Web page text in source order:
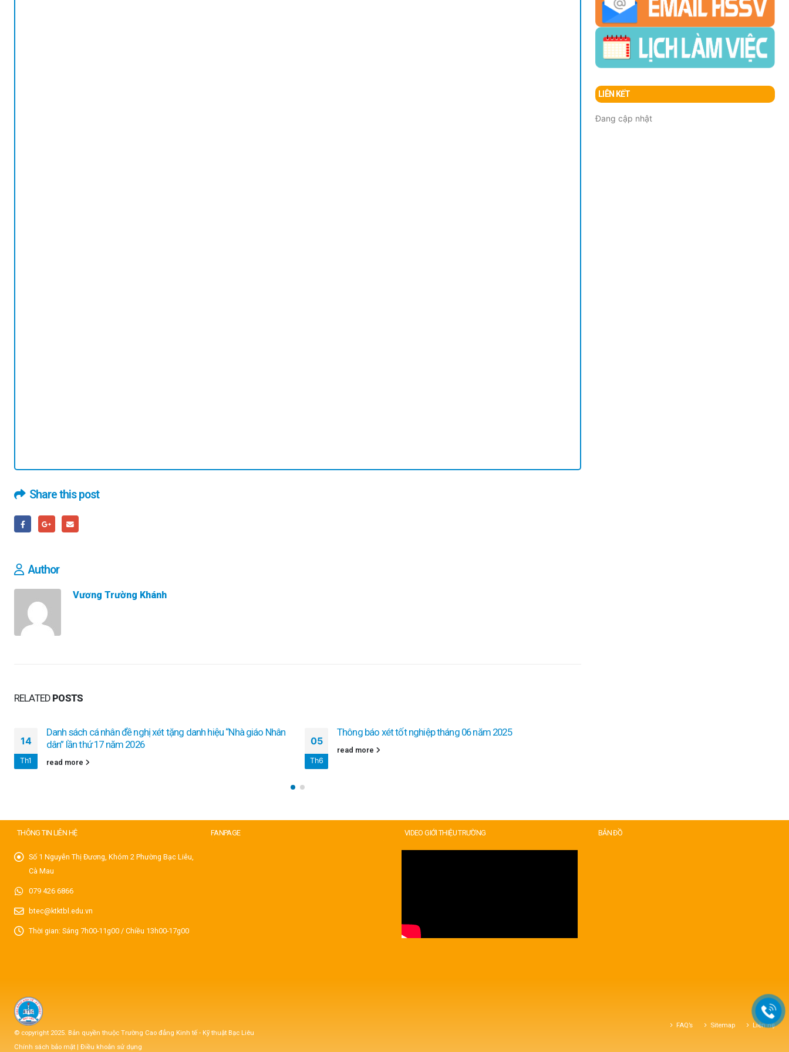
Share this post
Author
Vương Trường Khánh
RELATED POSTS
14
Th1
Danh sách cá nhân đề nghị xét tặng danh hiệu “Nhà giáo Nhân
dân” lần thứ 17 năm 2026
read more
05
Th6
Thông báo xét tốt nghiệp tháng 06 năm 2025
read more
LIÊN KẾT
Đang cập nhật
THÔNG TIN LIÊN HỆ
Số 1 Nguyễn Thị Đương, Khóm 2 Phường Bạc Liêu,
Cà Mau
079 426 6866
btec@ktktbl.edu.vn
Thời gian: Sáng 7h00-11g00 / Chiều 13h00-17g00
FANPAGE VIDEO GIỚI THIỆU TRƯỜNG BẢN ĐỒ
© copyright 2025. Bản quyền thuộc Trường Cao đẳng Kinh tế - Kỹ thuật Bạc Liêu
Chính sách bảo mật | Điều khoản sử dụng
FAQ’s Sitemap Liên hệ